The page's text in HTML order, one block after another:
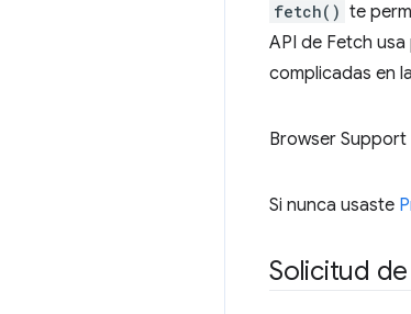
fetch() te
API de Fetch
complicadas en
Browser Support
Si nunca usaste
Solicitud